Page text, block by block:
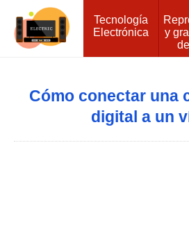
Tecnología
Electrónica
y
Cómo conectar una
digital a un